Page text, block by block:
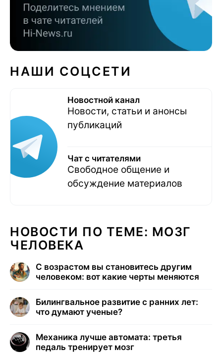
НАШИ СОЦСЕТИ
Новостной канал
Новости, статьи и анонсы
публикаций
Чат с читателями
Свободное общение и
обсуждение материалов
НОВОСТИ ПО ТЕМЕ: МОЗГ
ЧЕЛОВЕКА
С возрастом вы становитесь другим
человеком: вот какие черты меняются
Билингвальное развитие с ранних лет:
что думают ученые?
Механика лучше автомата: третья
педаль тренирует мозг